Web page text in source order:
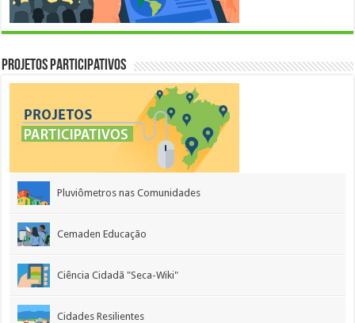
Projetos Participativos
Pluviômetros nas Comunidades
Cemaden Educação
Ciência Cidadã "Seca-Wiki"
Cidades Resilientes